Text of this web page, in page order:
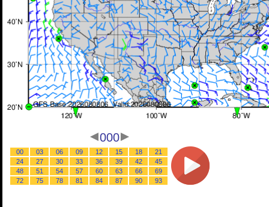
000
00 03 06 09 12 15 18
21
24
27 30 33 36 39 42
45
48
51 54 57 60 63 66
69
72
75 78 81 84 87 90 93